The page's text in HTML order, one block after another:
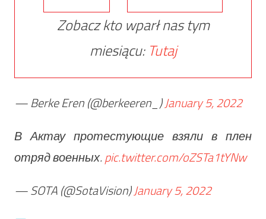
Zobacz kto wparł nas tym
miesiącu: Tutaj
— Berke Eren (@berkeeren_)January 5, 2022
В Актау протестующие взяли в плен
отряд военных.pic.twitter.com/oZSTa1tYNw
— SOTA (@SotaVision)January 5, 2022